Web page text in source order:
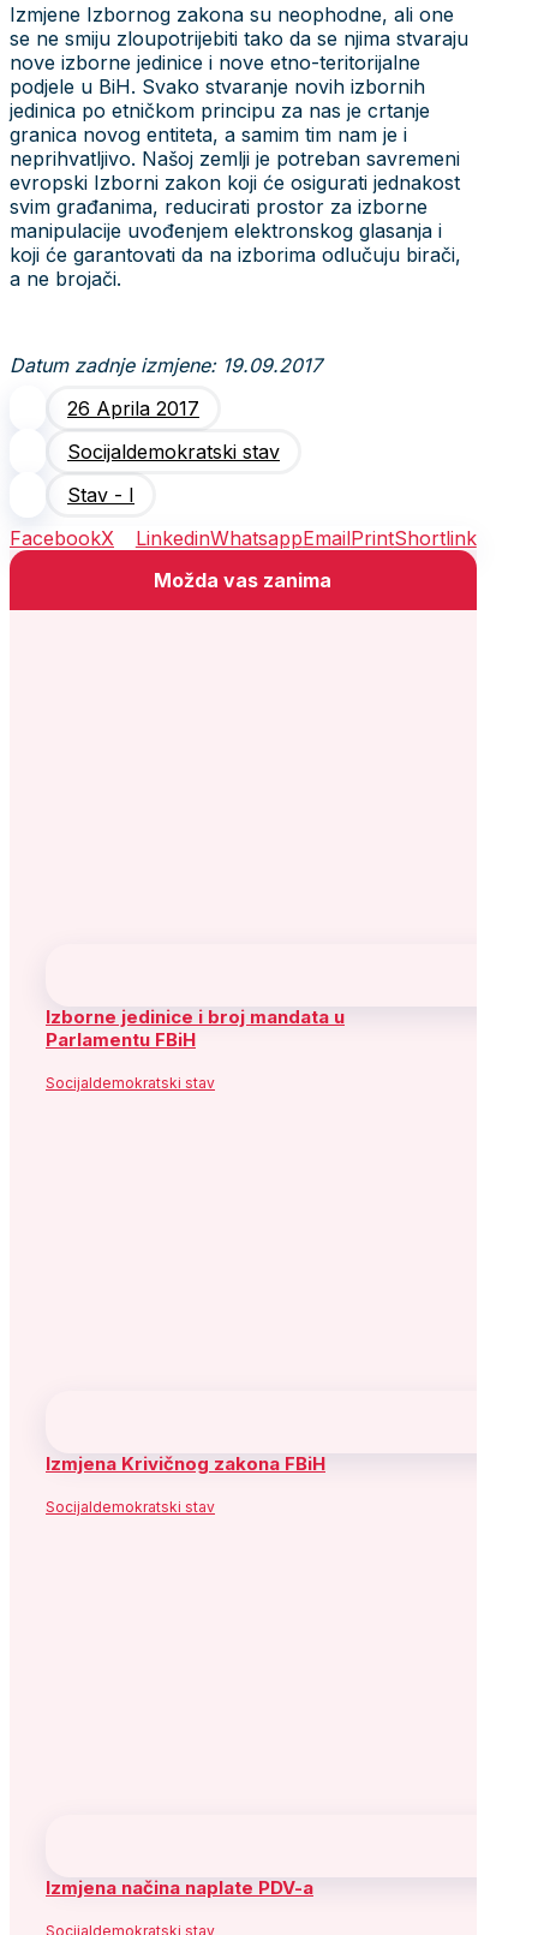
Izmjene Izbornog zakona su neophodne, ali one
se ne smiju zloupotrijebiti tako da se njima stvaraju
nove izborne jedinice i nove etno-teritorijalne
podjele u BiH. Svako stvaranje novih izbornih
jedinica po etničkom principu za nas je crtanje
granica novog entiteta, a samim tim nam je i
neprihvatljivo. Našoj zemlji je potreban savremeni
evropski Izborni zakon koji će osigurati jednakost
svim građanima, reducirati prostor za izborne
manipulacije uvođenjem elektronskog glasanja i
koji će garantovati da na izborima odlučuju birači,
a ne brojači.
Datum zadnje izmjene: 19.09.2017
26 Aprila 2017
Socijaldemokratski stav
Stav - I
FacebookX LinkedinWhatsappEmailPrintShortlink
Možda vas zanima
Izborne jedinice i broj mandata u
Parlamentu FBiH
Socijaldemokratski stav
Izmjena Krivičnog zakona FBiH
Socijaldemokratski stav
Izmjena načina naplate PDV-a
Socijaldemokratski stav